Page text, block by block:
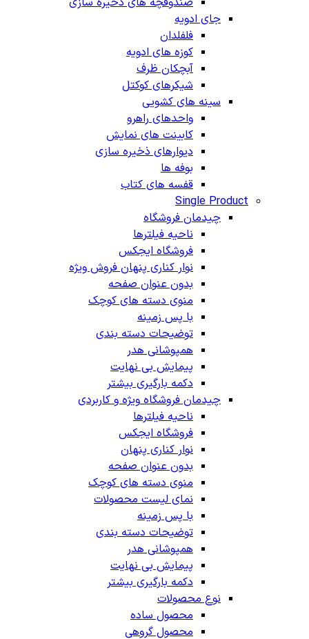
جای ادویه
فلفلدان
کوزه های ادویه
آبچکان ظرف
شیکرهای کوکتل
سینه های کشویی
واحدهای راهرو
کابینت های نمایش
دیوارهای ذخیره سازی
بوفه ها
قفسه های کتاب
Single Product
چیدمان فروشگاه
ناحیه فیلترها
فروشگاه ایجکس
نوار کناری پنهانفروش ویژه
بدون عنوان صفحه
منوی دسته های کوچک
با پس زمینه
توضیحات دسته بندی
همپوشانی هدر
پیمایش بی نهایت
دکمه بارگیری بیشتر
چیدمان فروشگاهویژه و کاربردی
ناحیه فیلترها
فروشگاه ایجکس
نوار کناری پنهان
بدون عنوان صفحه
منوی دسته های کوچک
نمای لیست محصولات
با پس زمینه
توضیحات دسته بندی
همپوشانی هدر
پیمایش بی نهایت
دکمه بارگیری بیشتر
نوع محصولات
محصول ساده
محصول گروهی